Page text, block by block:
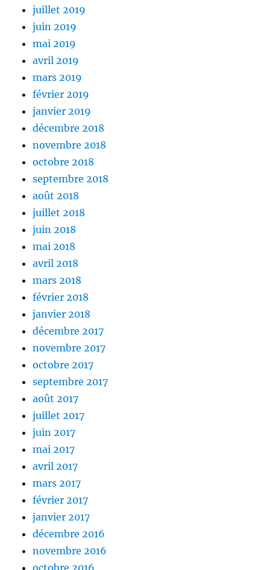
juillet 2019
juin 2019
mai 2019
avril 2019
mars 2019
février 2019
janvier 2019
décembre 2018
novembre 2018
octobre 2018
septembre 2018
août 2018
juillet 2018
juin 2018
mai 2018
avril 2018
mars 2018
février 2018
janvier 2018
décembre 2017
novembre 2017
octobre 2017
septembre 2017
août 2017
juillet 2017
juin 2017
mai 2017
avril 2017
mars 2017
février 2017
janvier 2017
décembre 2016
novembre 2016
octobre 2016